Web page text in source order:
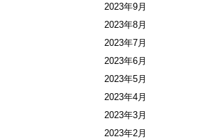
2023年9月
2023年8月
2023年7月
2023年6月
2023年5月
2023年4月
2023年3月
2023年2月